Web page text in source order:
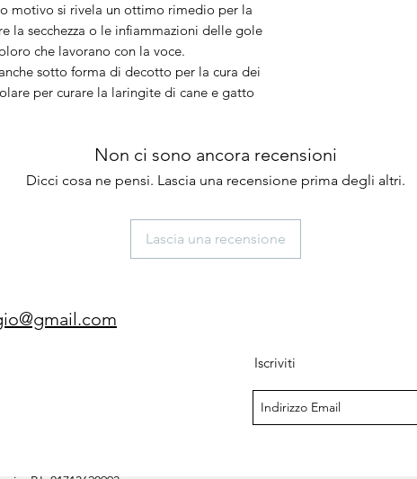
motivo si rivela un ottimo rimedio per la
la secchezza o le infiammazioni delle gole
che lavorano con la voce.
sotto forma di decotto per la cura dei
per curare la laringite di cane e gatto
Non ci sono ancora recensioni
Dicci cosa ne pensi. Lascia una recensione prima degli altri.
Lascia una recensione
Iscriviti